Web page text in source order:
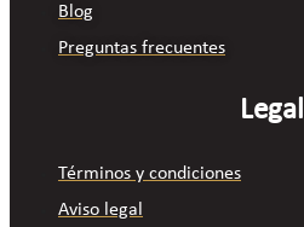
Blog
Preguntas frecuentes
Legal
Términos y condiciones
Aviso legal